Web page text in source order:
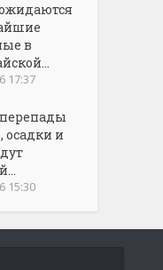
в
17:37
осадки и
15:30